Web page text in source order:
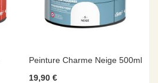
Peinture Charme Neige 500ml
19,90 €